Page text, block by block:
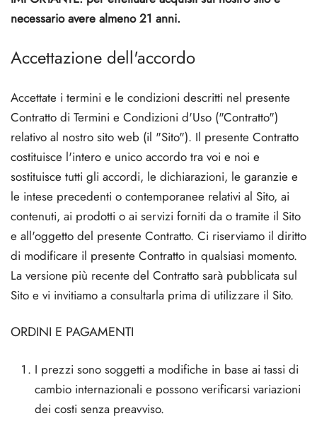
necessario avere almeno 21 anni.
Accettazione dell'accordo
Accettate i termini e le condizioni descritti nel presente
Contratto di Termini e Condizioni d'Uso ("Contratto")
relativo al nostro sito web (il "Sito"). Il presente Contratto
costituisce l'intero e unico accordo tra voi e noi e
sostituisce tutti gli accordi, le dichiarazioni, le garanzie e
le intese precedenti o contemporanee relativi al Sito, ai
contenuti, ai prodotti o ai servizi forniti da o tramite il Sito
e all'oggetto del presente Contratto. Ci riserviamo il diritto
di modificare il presente Contratto in qualsiasi momento.
La versione più recente del Contratto sarà pubblicata sul
Sito e vi invitiamo a consultarla prima di utilizzare il Sito.
ORDINI E PAGAMENTI
I prezzi sono soggetti a modifiche in base ai tassi di
cambio internazionali e possono verificarsi variazioni
dei costi senza preavviso.
🇪🇺
🇪🇺
EU 🇪🇺
PHARMA 🇪🇺
/ SOMATROP 🇪🇺
EU 🇪🇺
PHARMA 🇪🇺
PHARMA 🇪🇺🌍
/ GENETIC 🇪🇺
🇪🇺
🇺🇸
INT. 🌍
/ PHARMACOM INT. 🌍
SHREE/ POWERBOLIC – Asia 🇺🇸 🌍
INT. 🌍
PHARMA 🇪🇺🌍
/ PHARMACOM INT. 🌍
Durabolin (nandrolone Decanoato)
Iniettabile (metandienone)
Di Steroidi (iniezione)
Di Masteron (Drostanolone)
Di Nandrolone (NPP)
Iniettabile (metenolone)
Di Trestolone (MENT)
(Trenbolone Hexa)
Enantato
Orale
Di Testosterone
Fenilpropionato
Sustanon
Undecanoato
Orale (metandienone)
(Fluoxymesterone)
(Metasterone)
Di Steroidi (orale)
Trenbolone (orale)
/ T6
Orale (acetato Di Metenolone)
Di Stenbolone
T3 / T4
Gonadotropina
(Femara)
(tamoxifene)
(Mesterolone)
Del Fegato
(ormone Della Crescita Umano)
I
II
Di Peso
Per Il Sesso
2
Di HGH
(Ozempic)
Alfa
GnRH
T4
(Ozempic)
(Mounjaro)
– Ostarina
– Ibutamoren
– Testolone
Mastorin
– Stenabolic
– Miostina
Dimagrante
Per L'aumento Di Massa
Per L'aumento Della Massa Magra
Da Donna
Il Mio Ordine
Ricevuto
Del Pacchetto
Il Mio Pagamento
Carta Di Credito
Bancario
(Stati Uniti)